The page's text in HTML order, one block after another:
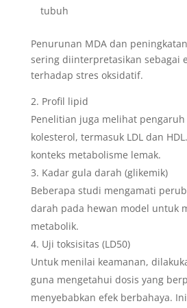
tubuh
Penurunan MDA dan
sering diinterpretasikan sebagai
terhadap stres oksidatif.
Profil lipid
Penelitian juga melihat
kolesterol, termasuk LDL dan
konteks metabolisme lemak.
Kadar gula darah (glikemik)
Beberapa studi mengamati
darah pada hewan model untuk
metabolik.
Uji toksisitas (LD50)
Untuk menilai keamanan,
guna mengetahui dosis yang
menyebabkan efek berbahaya.